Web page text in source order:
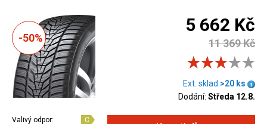
-50%
5 662 Kč
11 369 Kč
Ext. sklad:>20 ks
Dodání: Středa 12.8.
Valivý odpor:
C